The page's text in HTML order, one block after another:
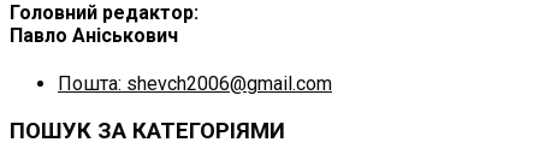
Головний редактор:
Павло Аніськович
Пошта: shevch2006@gmail.com
ПОШУК ЗА КАТЕГОРІЯМИ